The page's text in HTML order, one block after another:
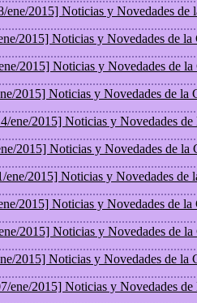
ene/2015] Noticias y Novedades de
2015] Noticias y Novedades de la
2015] Noticias y Novedades de
2015] Noticias y Novedades de la
ene/2015] Noticias y Novedades
2015] Noticias y Novedades de la
ene/2015] Noticias y Novedades de
2015] Noticias y Novedades de la
2015] Noticias y Novedades de
2015] Noticias y Novedades de la
ene/2015] Noticias y Novedades